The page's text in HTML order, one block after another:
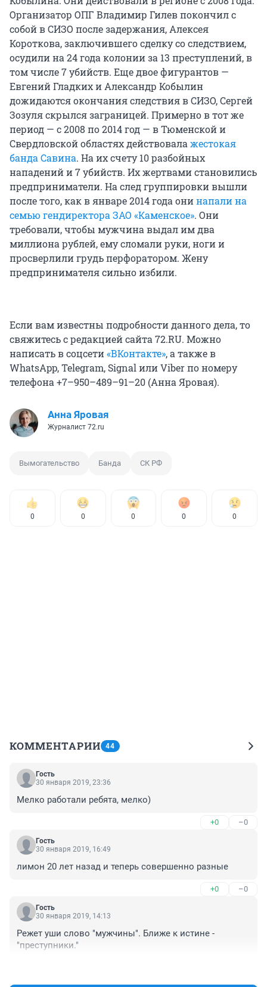
Организатор ОПГ Владимир Гилев покончил с
собой в СИЗО после задержания, Алексея
Короткова, заключившего сделку со следствием,
осудили на 24 года колонии за 13 преступлений, в
том числе 7 убийств. Еще двое фигурантов —
Евгений Гладких и Александр Кобылин
дожидаются окончания следствия в СИЗО, Сергей
Зозуля скрылся заграницей. Примерно в тот же
период — с 2008 по 2014 год — в Тюменской и
Свердловской областях действовалажестокая
банда Савина. На их счету 10 разбойных
нападений и 7 убийств. Их жертвами становились
предприниматели. На след группировки вышли
после того, как в январе 2014 года онинапали на
семью гендиректора ЗАО «Каменское». Они
требовали, чтобы мужчина выдал им два
миллиона рублей, ему сломали руки, ноги и
просверлили грудь перфоратором. Жену
предпринимателя сильно избили.
Если вам известны подробности данного дела, то
свяжитесь с редакцией сайта 72.RU. Можно
написать в соцсети«ВКонтакте», а также в
WhatsApp, Telegram, Signal или Viber по номеру
телефона +7–950–489–91–20 (Анна Яровая).
Анна Яровая
Журналист 72.ru
Вымогательство Банда СК РФ
0 0 0 0 0
КОММЕНТАРИИ 44
Гость
30 января 2019, 23:36
Мелко работали ребята, мелко)
+0 –0
Гость
30 января 2019, 16:49
лимон 20 лет назад и теперь совершенно разные
+0 –0
Гость
30 января 2019, 14:13
Режет уши слово "мужчины". Ближе к истине -
"преступники."